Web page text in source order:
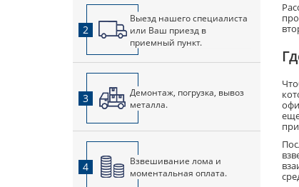
2
Выезд нашего специалиста
или Ваш приезд в
приемный пункт.
3
Демонтаж, погрузка, вывоз
металла.
4
Взвешивание лома и
моментальная оплата.